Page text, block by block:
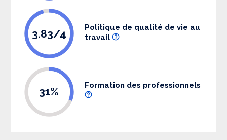
3.83/4
Politique de qualité de vie au
travail
31% Formation des professionnels